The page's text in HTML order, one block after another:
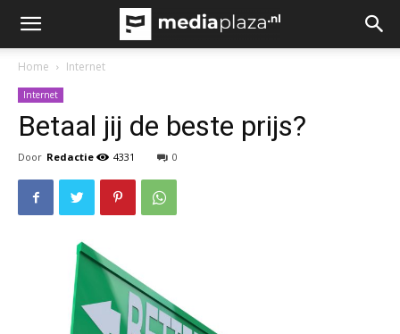
Home Internet
Internet
Betaal jij de beste prijs?
Door Redactie 4331 0